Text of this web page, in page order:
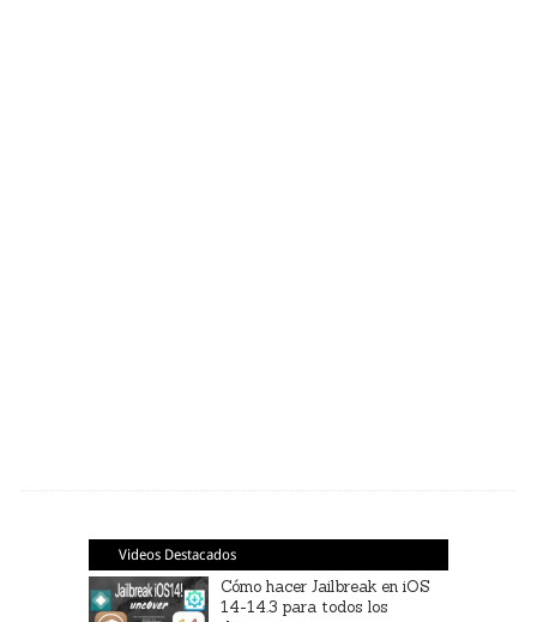
Videos Destacados
Cómo hacer Jailbreak en iOS
14-14.3 para todos los